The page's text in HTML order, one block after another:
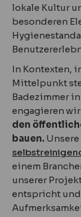
lokale Kultur
besonderen
In Kontexten,
Mittelpunkt
Badezimmer
engagieren
den
bauen.
einem
unserer
entspricht